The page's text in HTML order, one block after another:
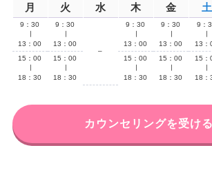
月 火 水 木 金 土
9：30
13：00
9：30
13：00
–
9：30
13：00
9：30
13：00
9：
13：
15：00
18：30
15：00
18：30
15：00
18：30
15：00
18：30
15：
18：
カウンセリングを受ける